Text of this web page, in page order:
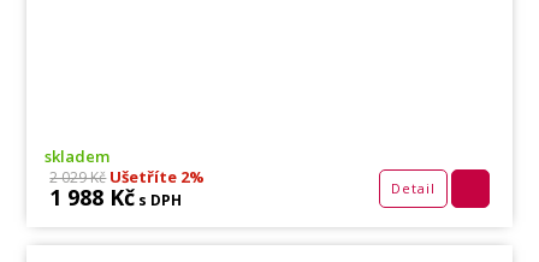
skladem
2 029 KčUšetříte 2%
1 988 Kč s DPH
Detail